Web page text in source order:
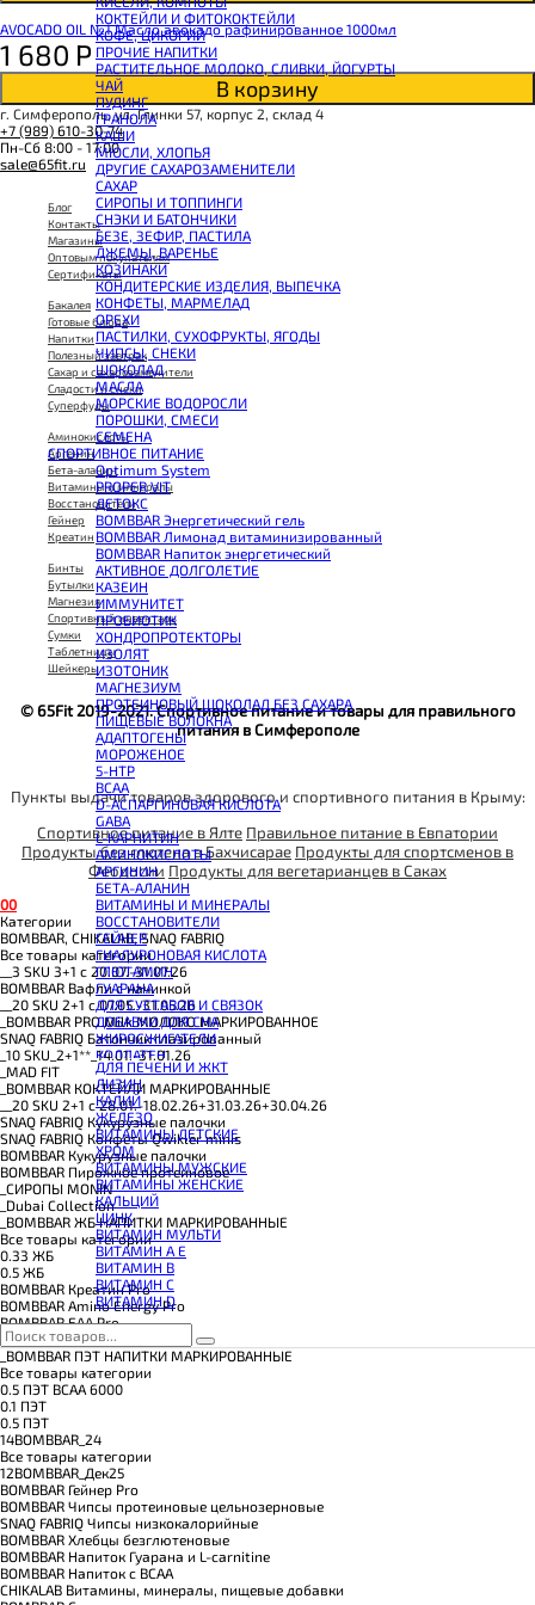
CHIKALAB Вафля двойная с начинкой
SNAQ FABRIQ Вафли с начинкой
SNAQ FABRIQ Хлебцы рисовые
SNAQ FABRIQ Батончик шоколадный без сахара Qwikler
SNAQ FABRIQ Батончик в шоколаде Coco
SNAQ FABRIQ Батончик в шоколаде Snaqer
КОКТЕЙЛИ И ФИТОКОКТЕЙЛИ
КОФЕ, ЦИКОРИЙ
ПРОЧИЕ НАПИТКИ
РАСТИТЕЛЬНОЕ МОЛОКО, СЛИВКИ, ЙОГУРТЫ
ЧАЙ
ПУДИНГ
ГРАНОЛА
КАШИ
МЮСЛИ, ХЛОПЬЯ
ДРУГИЕ САХАРОЗАМЕНИТЕЛИ
САХАР
СИРОПЫ И ТОППИНГИ
СНЭКИ И БАТОНЧИКИ
БЕЗЕ, ЗЕФИР, ПАСТИЛА
ДЖЕМЫ, ВАРЕНЬЕ
КОЗИНАКИ
КОНДИТЕРСКИЕ ИЗДЕЛИЯ, ВЫПЕЧКА
КОНФЕТЫ, МАРМЕЛАД
ОРЕХИ
ПАСТИЛКИ, СУХОФРУКТЫ, ЯГОДЫ
ЧИПСЫ, СНЕКИ
ШОКОЛАД
МАСЛА
МОРСКИЕ ВОДОРОСЛИ
ПОРОШКИ, СМЕСИ
СЕМЕНА
СПОРТИВНОЕ ПИТАНИЕ
Optimum System
PROPER VIT
ДЕТОКС
BOMBBAR Энергетический гель
BOMBBAR Лимонад витаминизированный
BOMBBAR Напиток энергетический
АКТИВНОЕ ДОЛГОЛЕТИЕ
КАЗЕИН
ИММУНИТЕТ
ПРОБИОТИК
ХОНДРОПРОТЕКТОРЫ
ИЗОЛЯТ
ИЗОТОНИК
МАГНЕЗИУМ
ПРОТЕИНОВЫЙ ШОКОЛАД БЕЗ САХАРА
ПИЩЕВЫЕ ВОЛОКНА
АДАПТОГЕНЫ
МОРОЖЕНОЕ
5-HTP
BCAA
D-АСПАРГИНОВАЯ КИСЛОТА
GABA
L-КАРНИТИН
АМИНОКИСЛОТЫ
АРГИНИН
БЕТА-АЛАНИН
ВИТАМИНЫ И МИНЕРАЛЫ
ВОССТАНОВИТЕЛИ
ГЕЙНЕР
ГИАЛУРОНОВАЯ КИСЛОТА
ГЛЮТАМИН
ГУАРАНА
ДЛЯ СУСТАВОВ И СВЯЗОК
ДОБАВКИ ДЛЯ СНА
ЖИРОСЖИГАТЕЛИ
КОЛЛАГЕН
КОЭНЗИМ Q10
КРЕАТИН
ПОЛЕЗНЫЕ ЖИРЫ
ПРОТЕИН
ПРОТЕИНОВОЕ ПЕЧЕНЬЕ
ПРОТЕИНОВЫЕ БАТОНЧИКИ
ПРОТЕИНОВЫЕ КАШИ
ТЕСТОБУСТЕРЫ
ЦИТРУЛЛИН МАЛАТ
ПРЕДТРЕНИРОВОЧНЫЕ КОМПЛЕКСЫ
ЭНЕРГЕТИКИ И ЖИРОСЖИГАТЕЛИ#
ДЛЯ ПЕЧЕНИ И ЖКТ
ЛИЗИН
КАЛИЙ
ЖЕЛЕЗО
ВИТАМИНЫ ДЕТСКИЕ
ХРОМ
ВИТАМИНЫ МУЖСКИЕ
ВИТАМИНЫ ЖЕНСКИЕ
КАЛЬЦИЙ
ЦИНК
ВИТАМИН МУЛЬТИ
ВИТАМИН A E
ВИТАМИН B
ВИТАМИН C
ВИТАМИН D
AVOCADO OIL №1 Масло авокадо рафинированное 1000мл
1 680 Р
В корзину
г. Симферополь, ул. Глинки 57, корпус 2, склад 4
+7 (989) 610-30-74
Пн-Сб 8:00 - 17:00
sale@65fit.ru
Блог
Контакты
Магазины
Оптовым покупателям
Сертификаты
Бакалея
Готовые блюда
Напитки
Полезный завтрак
Сахар и сахарозаменители
Сладости и снеки
Суперфуды
Аминокислоты
Аргенин
Бета-аланин
Витамины и минералы
Восстановители
Гейнер
Креатин
Бинты
Бутылки
Магнезия
Спортивный инвентарь
Сумки
Таблетницы
Шейкеры
© 65Fit 2019-2021. Спортивное питание и товары для правильного
питания в Симферополе
Пункты выдачи товаров здорового и спортивного питания в Крыму:
Спортивное питание в Ялте Правильное питание в Евпатории
Продукты без глютена в Бахчисарае Продукты для спортсменов в
Феодосии Продукты для вегетарианцев в Саках
00
Категории
BOMBBAR, CHIKALAB, SNAQ FABRIQ
Все товары категории
__3 SKU 3+1 с 20.07.-31.07.26
BOMBBAR Вафли с начинкой
__20 SKU 2+1 с 07.05.-31.05.26
_BOMBBAR PRO Milk МОЛОКО МАРКИРОВАННОЕ
SNAQ FABRIQ Батончик глазированный
_10 SKU_2+1**_14.01.-31.01.26
_MAD FIT
_BOMBBAR КОКТЕЙЛИ МАРКИРОВАННЫЕ
__20 SKU 2+1 с 28.01.-18.02.26+31.03.26+30.04.26
SNAQ FABRIQ Кукурузные палочки
SNAQ FABRIQ Конфеты Qwikler minis
BOMBBAR Кукурузные палочки
BOMBBAR Пирожное протеиновое
_CИРОПЫ MONIN
_Dubai Collection
_BOMBBAR ЖБ НАПИТКИ МАРКИРОВАННЫЕ
Все товары категории
0.33 ЖБ
0.5 ЖБ
BOMBBAR Креатин Pro
BOMBBAR Amino Energy Pro
BOMBBAR EAA Pro
BOMBBAR Изотоник Pro
_BOMBBAR ПЭТ НАПИТКИ МАРКИРОВАННЫЕ
Все товары категории
0.5 ПЭТ ВСАА 6000
0.1 ПЭТ
0.5 ПЭТ
14BOMBBAR_24
Все товары категории
12BOMBBAR_Дек25
BOMBBAR Гейнер Pro
BOMBBAR Чипсы протеиновые цельнозерновые
SNAQ FABRIQ Чипсы низкокалорийные
BOMBBAR Хлебцы безглютеновые
BOMBBAR Напиток Гуарана и L-carnitine
BOMBBAR Напиток с BCAA
CHIKALAB Витамины, минералы, пищевые добавки